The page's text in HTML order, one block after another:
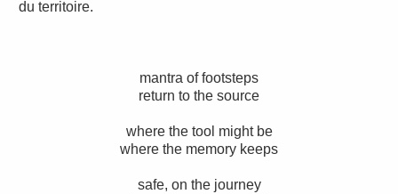
du territoire.
mantra of footsteps
return to the source
where the tool might be
where the memory keeps
safe, on the journey